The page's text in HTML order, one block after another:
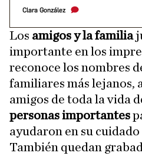
Clara González
Los amigos y la familia
importante en los
reconoce los nombres
familiares más lejanos,
amigos de toda la vida
personas importantes
ayudaron en su
También quedan